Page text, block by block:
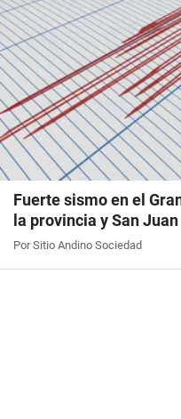
Fuerte sismo en el
la provincia y San Juan
Por Sitio Andino Sociedad